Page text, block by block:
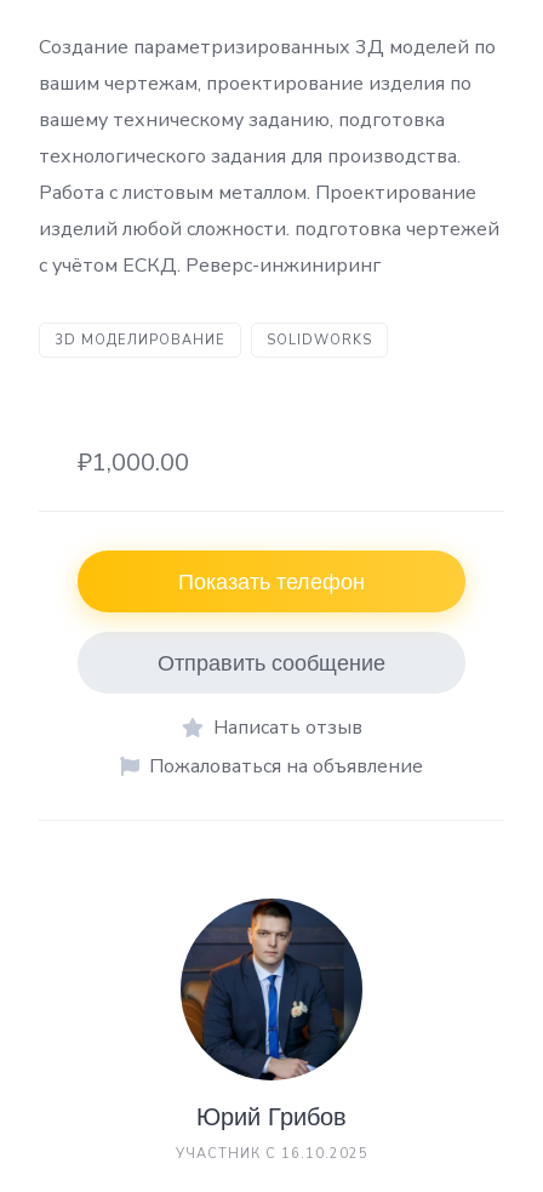
Создание параметризированных 3Д моделей по
вашим чертежам, проектирование изделия по
вашему техническому заданию, подготовка
технологического задания для производства.
Работа с листовым металлом. Проектирование
изделий любой сложности. подготовка чертежей
с учётом ЕСКД. Реверс-инжиниринг
3D МОДЕЛИРОВАНИЕ SOLIDWORKS
₽1,000.00
Показать телефон
Отправить сообщение
Написать отзыв
Пожаловаться на объявление
Юрий Грибов
УЧАСТНИК С 16.10.2025